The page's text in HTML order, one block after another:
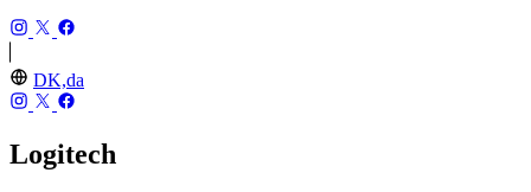
DK,da
Logitech